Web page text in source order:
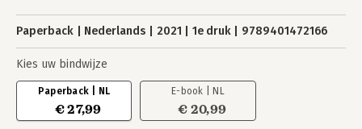
Paperback Nederlands 2021 1e druk 9789401472166
Kies uw bindwijze
Paperback | NL
€ 27,99
E-book | NL
€ 20,99